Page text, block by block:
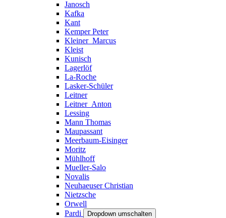
Janosch
Kafka
Kant
Kemper Peter
Kleiner_Marcus
Kleist
Kunisch
Lagerlöf
La-Roche
Lasker-Schüler
Leitner
Leitner_Anton
Lessing
Mann Thomas
Maupassant
Meerbaum-Eisinger
Moritz
Mühlhoff
Mueller-Salo
Novalis
Neuhaeuser Christian
Nietzsche
Orwell
Pardi
Dropdown umschalten